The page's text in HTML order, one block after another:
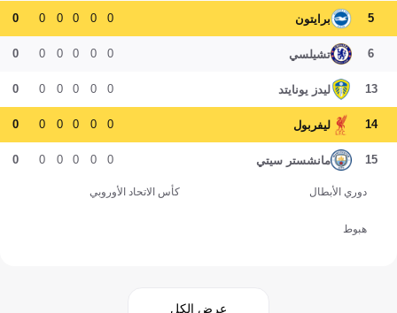
5 برايتون 0
0
0
0
0
0
6 تشيلسي 0
0
0
0
0
0
13 ليدز يونايتد 0
0
0
0
0
0
14 ليفربول 0
0
0
0
0
0
15 مانشستر سيتي 0
0
0
0
0
0
دوري الأبطال كأس الاتحاد الأوروبي
هبوط
عرض الكل